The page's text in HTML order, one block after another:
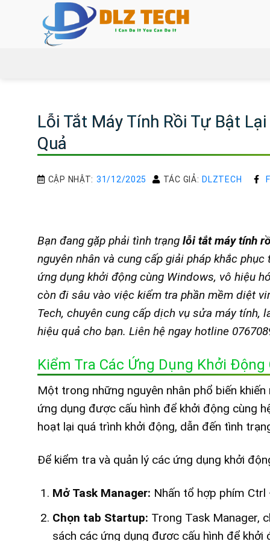
Lỗi Tắt Máy Tính Rồi Tự Bật
Quả
CẬP NHẬT: 31/12/2025 TÁC GIẢ: DLZTECH
Bạn đang gặp phải tình trạng lỗi tắt máy tính
nguyên nhân và cung cấp giải pháp khắc
ứng dụng khởi động cùng Windows, vô hiệu
còn đi sâu vào việc kiểm tra phần mềm diệt
Tech, chuyên cung cấp dịch vụ sửa máy tính,
hiệu quả cho bạn. Liên hệ ngay hotline
Kiểm Tra Các Ứng Dụng Khởi
Một trong những nguyên nhân phổ biến
ứng dụng được cấu hình để khởi động cùng
hoạt lại quá trình khởi động, dẫn đến tình
Để kiểm tra và quản lý các ứng dụng khởi
Mở Task Manager: Nhấn tổ hợp phím
Chọn tab Startup: Trong Task Manager,
sách các ứng dụng được cấu hình để khởi